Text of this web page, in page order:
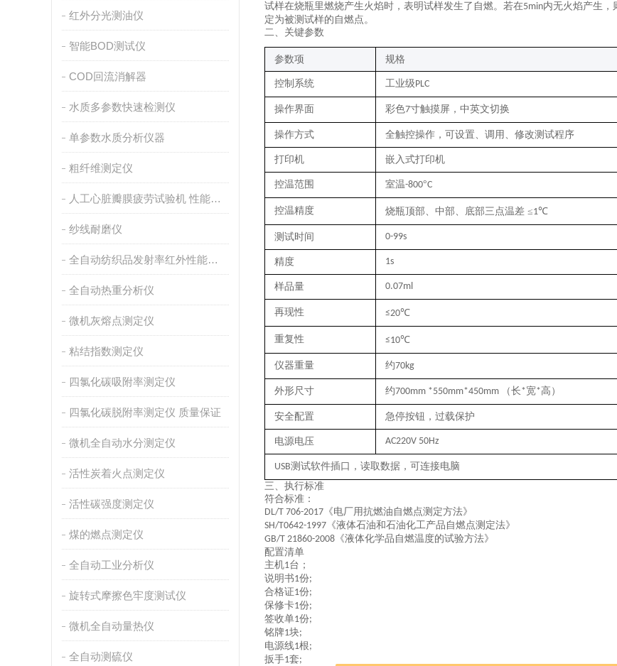
红外分光测油仪
智能BOD测试仪
COD回流消解器
水质多参数快速检测仪
单参数水质分析仪器
粗纤维测定仪
人工心脏瓣膜疲劳试验机 性能稳定
纱线耐磨仪
全自动纺织品发射率红外性能分析
全自动热重分析仪
微机灰熔点测定仪
粘结指数测定仪
四氯化碳吸附率测定仪
四氯化碳脱附率测定仪 质量保证
微机全自动水分测定仪
活性炭着火点测定仪
活性碳强度测定仪
煤的燃点测定仪
全自动工业分析仪
旋转式摩擦色牢度测试仪
微机全自动量热仪
全自动测硫仪
试样在烧瓶里燃烧产生火焰时，表明试样发生了自燃。若在5min内无火焰产生，
定为被测试样的自燃点。
二、关键参数
参数项 规格
控制系统 工业级PLC
操作界面 彩色7寸触摸屏，中英文切换
操作方式 全触控操作，可设置、调用、修改测试程序
打印机 嵌入式打印机
控温范围 室温-800°C
控温精度 烧瓶顶部、中部、底部三点温差 ≤1℃
测试时间 0-99s
精度 1s
样品量 0.07ml
再现性 ≤20℃
重复性 ≤10℃
仪器重量 约70kg
外形尺寸 约700mm *550mm*450mm （长*宽*高）
安全配置 急停按钮，过载保护
电源电压 AC220V 50Hz
USB测试软件插口，读取数据，可连接电脑
三、 执行标准
符合标准：
DL/T 706-2017 《电厂用抗燃油自燃点测定方法》
SH/T0642-1997 《液体石油和石油化工产品自燃点测定法》
GB/T 21860-2008 《液体化学品自燃温度的试验方法》
配置清单
主机1台；
说明书1份;
合格证1份;
保修卡1份;
签收单1份;
铭牌1块;
电源线1根;
扳手1套;